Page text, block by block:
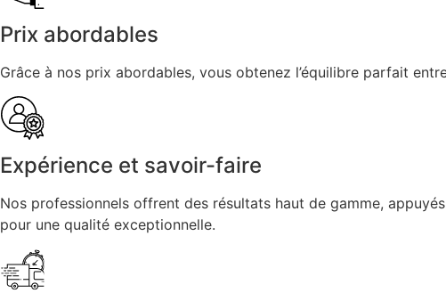
Prix abordables
Grâce à nos prix abordables, vous obtenez l’équilibre parfait
Expérience et savoir-faire
Nos professionnels offrent des résultats haut de gamme,
pour une qualité exceptionnelle.